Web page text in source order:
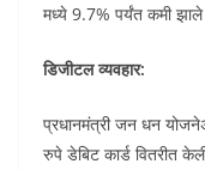
मध्ये 9.7% पर्यंत कमी
डिजीटल व्यवहार:
प्रधानमंत्री जन धन
रुपे डेबिट कार्ड वितरीत